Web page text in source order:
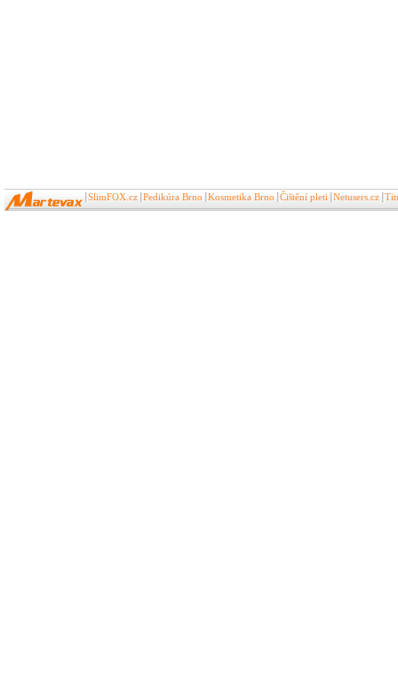
SlimFOX.cz Pedikúra Brno Kosmetika Brno Čištění pleti Netusers.cz